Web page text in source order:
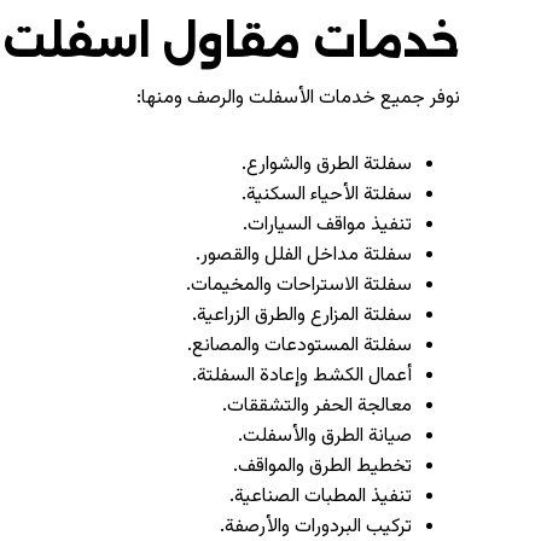
خدمات مقاول
نوفر جميع خدمات الأسفلت والرصف ومنها:
سفلتة الطرق والشوارع.
سفلتة الأحياء السكنية.
تنفيذ مواقف السيارات.
سفلتة مداخل الفلل والقصور.
سفلتة الاستراحات والمخيمات.
سفلتة المزارع والطرق الزراعية.
سفلتة المستودعات والمصانع.
أعمال الكشط وإعادة السفلتة.
معالجة الحفر والتشققات.
صيانة الطرق والأسفلت.
تخطيط الطرق والمواقف.
تنفيذ المطبات الصناعية.
تركيب البردورات والأرصفة.